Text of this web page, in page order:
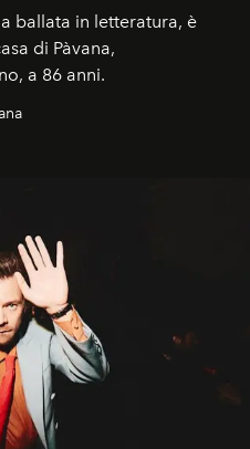
ballata in letteratura, è
di Pàvana,
a 86 anni.